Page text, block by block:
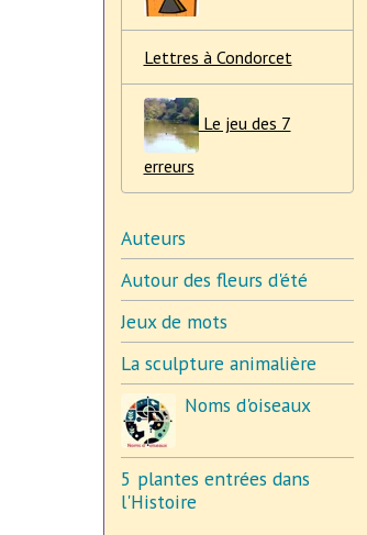
Lettres à Condorcet
Le jeu des 7
erreurs
Auteurs
Autour des fleurs d'été
Jeux de mots
La sculpture animalière
Noms d'oiseaux
5 plantes entrées dans
l'Histoire